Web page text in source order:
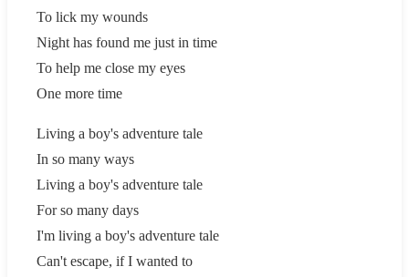
To lick my wounds
Night has found me just in time
To help me close my eyes
One more time
Living a boy's adventure tale
In so many ways
Living a boy's adventure tale
For so many days
I'm living a boy's adventure tale
Can't escape, if I wanted to